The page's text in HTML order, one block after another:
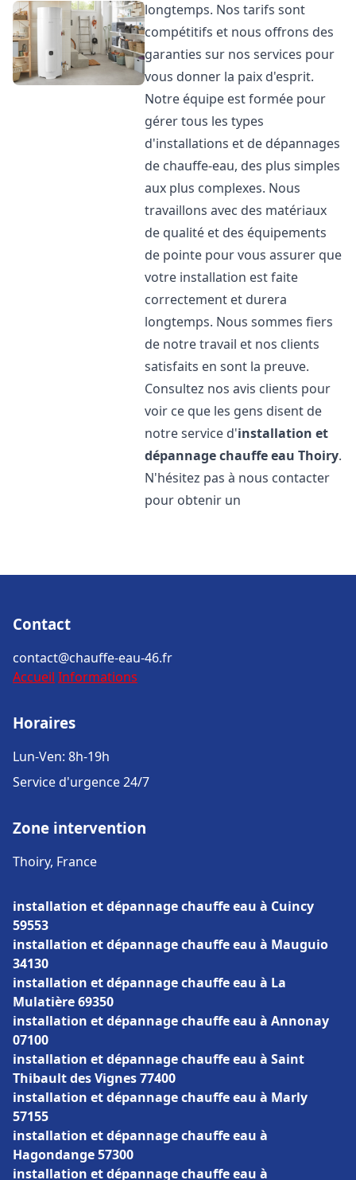
longtemps. Nos tarifs sont
compétitifs et nous offrons des
garanties sur nos services pour
vous donner la paix d'esprit.
Notre équipe est formée pour
gérer tous les types
d'installations et de dépannages
de chauffe-eau, des plus simples
aux plus complexes. Nous
travaillons avec des matériaux
de qualité et des équipements
de pointe pour vous assurer que
votre installation est faite
correctement et durera
longtemps. Nous sommes fiers
de notre travail et nos clients
satisfaits en sont la preuve.
Consultez nos avis clients pour
voir ce que les gens disent de
notre service d'installation et
dépannage chauffe eau Thoiry.
N'hésitez pas à nous contacter
pour obtenir un
Contact
contact@chauffe-eau-46.fr
Accueil Informations
Horaires
Lun-Ven: 8h-19h
Service d'urgence 24/7
Zone intervention
Thoiry, France
installation et dépannage chauffe eau à Cuincy
59553
installation et dépannage chauffe eau à Mauguio
34130
installation et dépannage chauffe eau à La
Mulatière 69350
installation et dépannage chauffe eau à Annonay
07100
installation et dépannage chauffe eau à Saint
Thibault des Vignes 77400
installation et dépannage chauffe eau à Marly
57155
installation et dépannage chauffe eau à
Hagondange 57300
installation et dépannage chauffe eau à